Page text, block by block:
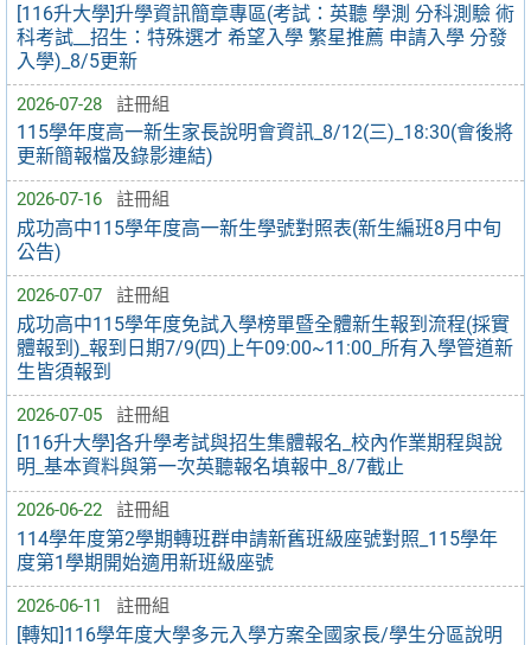
[116升大學]升學資訊簡章專區(考試：英聽 學測 分科測驗 術
科考試__招生：特殊選才 希望入學 繁星推薦 申請入學 分發
入學)_8/5更新
2026-07-28 註冊組
115學年度高一新生家長說明會資訊_8/12(三)_18:30(會後將
更新簡報檔及錄影連結)
2026-07-16 註冊組
成功高中115學年度高一新生學號對照表(新生編班8月中旬
公告)
2026-07-07 註冊組
成功高中115學年度免試入學榜單暨全體新生報到流程(採實
體報到)_報到日期7/9(四)上午09:00~11:00_所有入學管道新
生皆須報到
2026-07-05 註冊組
[116升大學]各升學考試與招生集體報名_校內作業期程與說
明_基本資料與第一次英聽報名填報中_8/7截止
2026-06-22 註冊組
114學年度第2學期轉班群申請新舊班級座號對照_115學年
度第1學期開始適用新班級座號
2026-06-11 註冊組
[轉知]116學年度大學多元入學方案全國家長/學生分區說明